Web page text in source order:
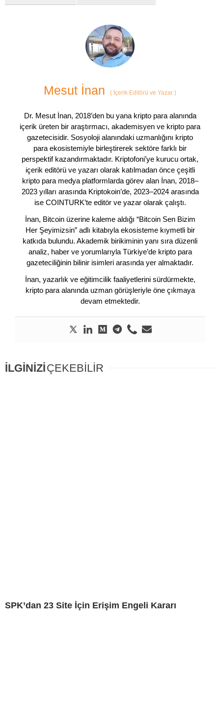
Mesut İnan ( İçerik Editörü ve Yazar )
Dr. Mesut İnan, 2018’den bu yana kripto para alanında
içerik üreten bir araştırmacı, akademisyen ve kripto para
gazetecisidir. Sosyoloji alanındaki uzmanlığını kripto
para ekosistemiyle birleştirerek sektöre farklı bir
perspektif kazandırmaktadır. Kriptofoni’ye kurucu ortak,
içerik editörü ve yazarı olarak katılmadan önce çeşitli
kripto para medya platformlarda görev alan İnan, 2018–
2023 yılları arasında Kriptokoin’de, 2023–2024 arasında
ise COINTURK’te editör ve yazar olarak çalıştı.
İnan, Bitcoin üzerine kaleme aldığı “Bitcoin Sen Bizim
Her Şeyimizsin” adlı kitabıyla ekosisteme kıymetli bir
katkıda bulundu. Akademik birikiminin yanı sıra düzenli
analiz, haber ve yorumlarıyla Türkiye’de kripto para
gazeteciliğinin bilinir isimleri arasında yer almaktadır.
İnan, yazarlık ve eğitimcilik faaliyetlerini sürdürmekte,
kripto para alanında uzman görüşleriyle öne çıkmaya
devam etmektedir.
İLGİNİZİÇEKEBİLİR
SPK’dan 23 Site İçin Erişim Engeli Kararı